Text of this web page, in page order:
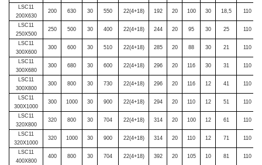
LSC11
200X630
200 630 30 550 22(4+18) 192 20 100 30 18,5 110
LSC11
250X500
250 500 30 400 22(4+18) 244 20 95 30 25 110
LSC11
300X600
300 600 30 510 22(4+18) 285 20 88 30 21 110
LSC11
300X680
300 680 30 600 22(4+18) 296 20 116 30 31 110
LSC11
300X800
300 800 30 730 22(4+18) 296 20 116 12 41 110
LSC11
300X1000
300 1000 30 900 22(4+18) 294 20 110 12 51 110
LSC11
320X800
320 800 30 704 22(4+18) 314 20 100 12 61 110
LSC11
320X1000
320 1000 30 900 22(4+18) 314 20 110 12 71 110
LSC11
400X800
400 800 30 704 22(4+18) 392 20 105 10 81 110